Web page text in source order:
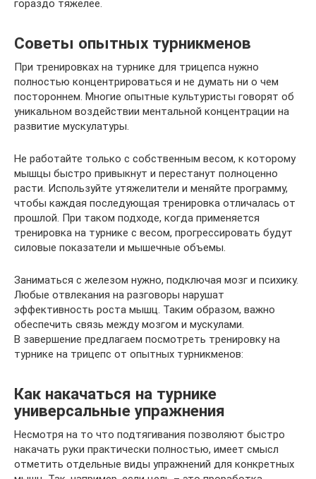
гораздо тяжелее.
Советы опытных турникменов
При тренировках на турнике для трицепса нужно
полностью концентрироваться и не думать ни о чем
постороннем. Многие опытные культуристы говорят об
уникальном воздействии ментальной концентрации на
развитие мускулатуры.
Не работайте только с собственным весом, к которому
мышцы быстро привыкнут и перестанут полноценно
расти. Используйте утяжелители и меняйте программу,
чтобы каждая последующая тренировка отличалась от
прошлой. При таком подходе, когда применяется
тренировка на турнике с весом, прогрессировать будут
силовые показатели и мышечные объемы.
Заниматься с железом нужно, подключая мозг и психику.
Любые отвлекания на разговоры нарушат
эффективность роста мышц. Таким образом, важно
обеспечить связь между мозгом и мускулами.
В завершение предлагаем посмотреть тренировку на
турнике на трицепс от опытных турникменов:
Как накачаться на турнике
универсальные упражнения
Несмотря на то что подтягивания позволяют быстро
накачать руки практически полностью, имеет смысл
отметить отдельные виды упражнений для конкретных